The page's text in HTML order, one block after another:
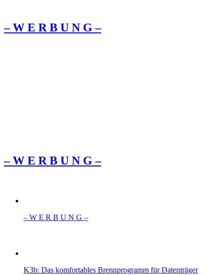
– W Ε R Β U Ν G –
– W Ε R Β U Ν G –
– W Ε R Β U Ν G –
K3b: Das komfortables Brennprogramm für Datenträger